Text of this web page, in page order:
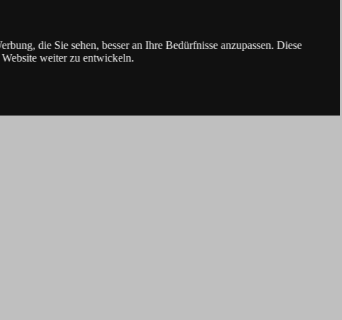
die Sie sehen, besser an Ihre Bedürfnisse anzupassen. Diese
weiter zu entwickeln.